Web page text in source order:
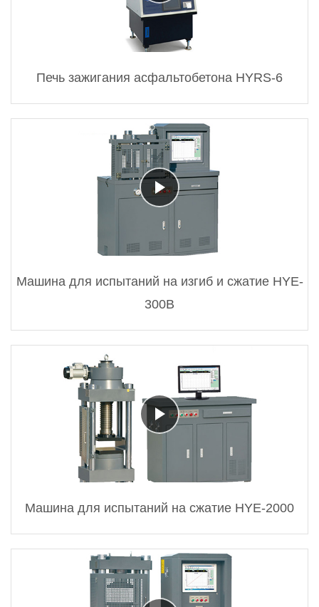
Печь зажигания асфальтобетона HYRS-6
Машина для испытаний на изгиб и сжатие HYE-
300B
Машина для испытаний на сжатие HYE-2000